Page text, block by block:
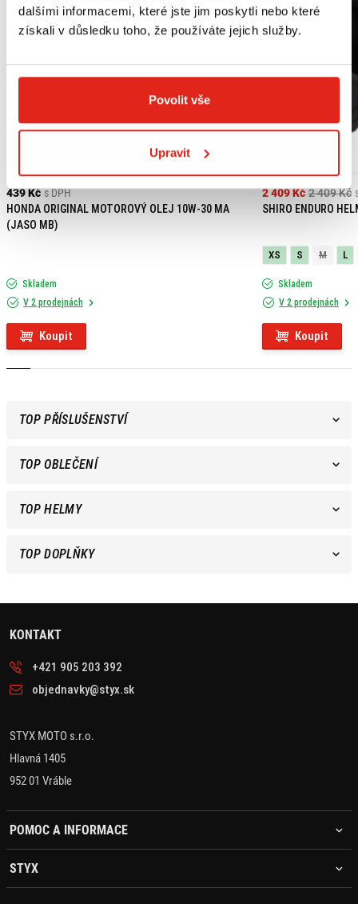
dalšími informacemi, které jste jim poskytli nebo které
získali v důsledku toho, že používáte jejich služby.
Povolit vše
Upravit
439 Kč s DPH
HONDA ORIGINAL MOTOROVÝ OLEJ 10W-30 MA
(JASO MB)
Skladem
V 2 prodejnách
Koupit
2 409 Kč
2 409 Kč
SHIRO ENDURO
XS S M L
Skladem
V 2 prodejnách
Koupit
TOP PŘÍSLUŠENSTVÍ
TOP OBLEČENÍ
TOP HELMY
TOP DOPLŇKY
KONTAKT
+421 905 203 392
objednavky@styx.sk
STYX MOTO s.r.o.
Hlavná 1405
952 01 Vráble
POMOC A INFORMACE
STYX